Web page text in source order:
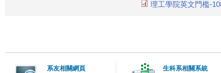
理工學院英文門檻-
系友相關網頁
生科系相關系統